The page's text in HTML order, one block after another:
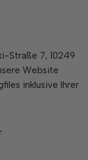
Straße 7, 10249
Website
inklusive Ihrer